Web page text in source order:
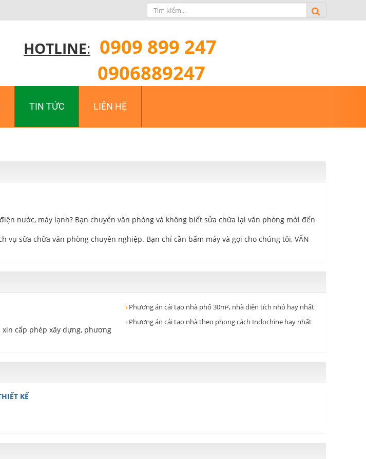
HOTLINE: 0909 899 247
0906889247
TIN TỨC LIÊN HỆ
nước, máy lạnh? Bạn chuyển văn phòng và không biết sửa chữa lại văn phòng mới đến
sữa chữa văn phòng chuyên nghiệp. Bạn chỉ cần bấm máy và gọi cho chúng tôi, VẤN
cấp phép xây dựng, phương
Phương án cải tạo nhà phố 30m², nhà diện tích nhỏ hay nhất
Phương án cải tạo nhà theo phong cách Indochine hay nhất
KẾ